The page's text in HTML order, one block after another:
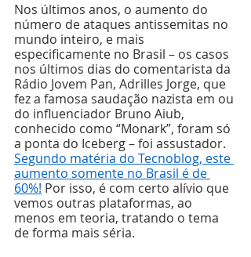
Nos últimos anos, o aumento do
número de ataques antissemitas no
mundo inteiro, e mais
especificamente no Brasil – os casos
nos últimos dias do comentarista da
Rádio Jovem Pan, Adrilles Jorge, que
fez a famosa saudação nazista em ou
do influenciador Bruno Aiub,
conhecido como “Monark”, foram só
a ponta do Iceberg – foi assustador.
Segundo matéria do Tecnoblog, este
aumento somente no Brasil é de
60%! Por isso, é com certo alívio que
vemos outras plataformas, ao
menos em teoria, tratando o tema
de forma mais séria.